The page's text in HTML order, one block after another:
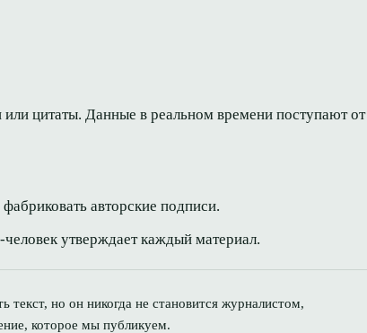
цитаты. Данные в реальном времени поступают от
авторские подписи.
утверждает каждый материал.
но он никогда не становится журналистом,
которое мы публикуем.